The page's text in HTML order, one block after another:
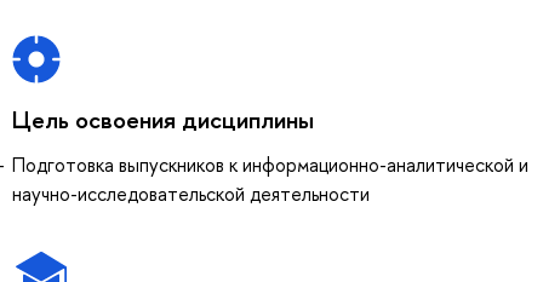
Цель освоения дисциплины
Подготовка выпускников к информационно-аналитической и
научно-исследовательской деятельности